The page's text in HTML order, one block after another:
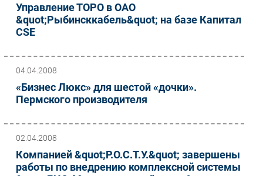
Управление ТОРО в ОАО
&quot;Рыбинсккабель&quot; на базе Капитал
CSE
04.04.2008
«Бизнес Люкс» для шестой «дочки».
Пермского производителя
02.04.2008
Компанией &quot;Р.О.С.Т.У.&quot; завершены
работы по внедрению комплексной системы